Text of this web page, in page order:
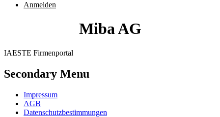
Anmelden
Miba AG
IAESTE Firmenportal
Secondary Menu
Impressum
AGB
Datenschutzbestimmungen